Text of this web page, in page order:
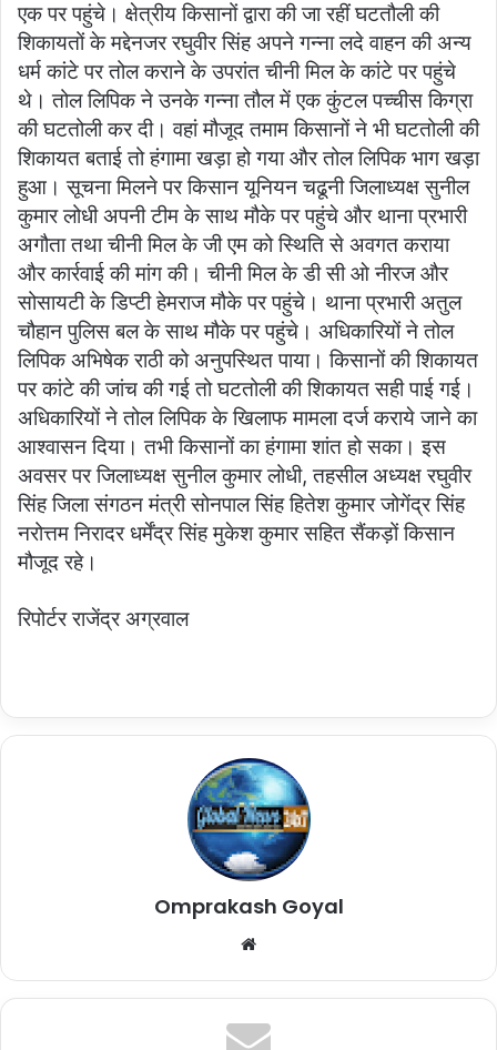
एक पर पहुंचे। क्षेत्रीय किसानों द्वारा की जा रहीं घटतौली की
शिकायतों के मद्देनजर रघुवीर सिंह अपने गन्ना लदे वाहन की अन्य
धर्म कांटे पर तोल कराने के उपरांत चीनी मिल के कांटे पर पहुंचे
थे। तोल लिपिक ने उनके गन्ना तौल में एक कुंटल पच्चीस किग्रा
की घटतोली कर दी। वहां मौजूद तमाम किसानों ने भी घटतोली की
शिकायत बताई तो हंगामा खड़ा हो गया और तोल लिपिक भाग खड़ा
हुआ। सूचना मिलने पर किसान यूनियन चढूनी जिलाध्यक्ष सुनील
कुमार लोधी अपनी टीम के साथ मौके पर पहुंचे और थाना प्रभारी
अगौता तथा चीनी मिल के जी एम को स्थिति से अवगत कराया
और कार्रवाई की मांग की। चीनी मिल के डी सी ओ नीरज और
सोसायटी के डिप्टी हेमराज मौके पर पहुंचे। थाना प्रभारी अतुल
चौहान पुलिस बल के साथ मौके पर पहुंचे। अधिकारियों ने तोल
लिपिक अभिषेक राठी को अनुपस्थित पाया। किसानों की शिकायत
पर कांटे की जांच की गई तो घटतोली की शिकायत सही पाई गई।
अधिकारियों ने तोल लिपिक के खिलाफ मामला दर्ज कराये जाने का
आश्वासन दिया। तभी किसानों का हंगामा शांत हो सका। इस
अवसर पर जिलाध्यक्ष सुनील कुमार लोधी, तहसील अध्यक्ष रघुवीर
सिंह जिला संगठन मंत्री सोनपाल सिंह हितेश कुमार जोगेंद्र सिंह
नरोत्तम निरादर धर्मेंद्र सिंह मुकेश कुमार सहित सैंकड़ों किसान
मौजूद रहे।
रिपोर्टर राजेंद्र अग्रवाल
Omprakash Goyal
Website